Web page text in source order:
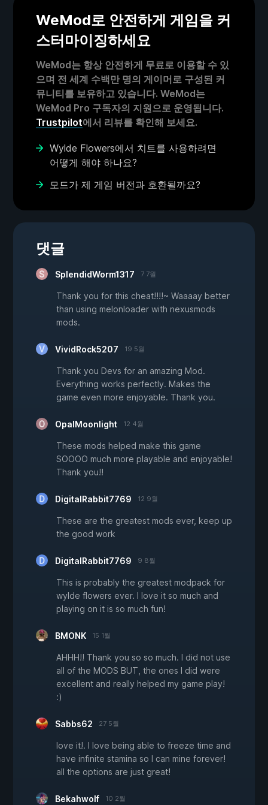
WeMod로 안전하게 게임을 커
스터마이징하세요
WeMod는 항상 안전하게 무료로 이용할 수 있
으며 전 세계 수백만 명의 게이머로 구성된 커
뮤니티를 보유하고 있습니다. WeMod는
WeMod Pro 구독자의 지원으로 운영됩니다.
Trustpilot에서 리뷰를 확인해 보세요.
Wylde Flowers에서 치트를 사용하려면
어떻게 해야 하나요?
모드가 제 게임 버전과 호환될까요?
댓글
SplendidWorm1317 7 7월
Thank you for this cheat!!!!~ Waaaay better
than using melonloader with nexusmods
mods.
VividRock5207 19 5월
Thank you Devs for an amazing Mod.
Everything works perfectly. Makes the
game even more enjoyable. Thank you.
OpalMoonlight 12 4월
These mods helped make this game
SOOOO much more playable and enjoyable!
Thank you!!
DigitalRabbit7769 12 9월
These are the greatest mods ever, keep up
the good work
DigitalRabbit7769 9 8월
This is probably the greatest modpack for
wylde flowers ever. I love it so much and
playing on it is so much fun!
BMONK 15 1월
AHHH!! Thank you so so much. I did not use
all of the MODS BUT, the ones I did were
excellent and really helped my game play!
:)
Sabbs62 27 5월
love it!. I love being able to freeze time and
have infinite stamina so I can mine forever!
all the options are just great!
Bekahwolf 10 2월